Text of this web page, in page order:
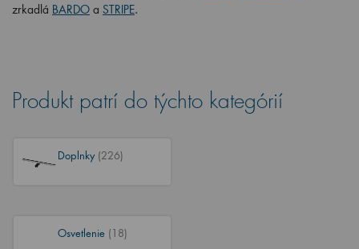
zrkadlá BARDO a STRIPE.
Produkt patrí do týchto kategórií
Doplnky (226)
Osvetlenie (18)